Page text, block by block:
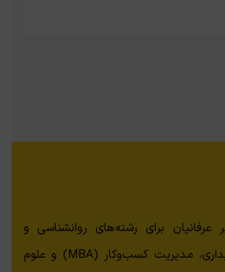
برای رشته‌های روانشناسی و
مشاوره، مدیریت، حسابداری، مدیریت کسب‌وکار (MBA) و علوم